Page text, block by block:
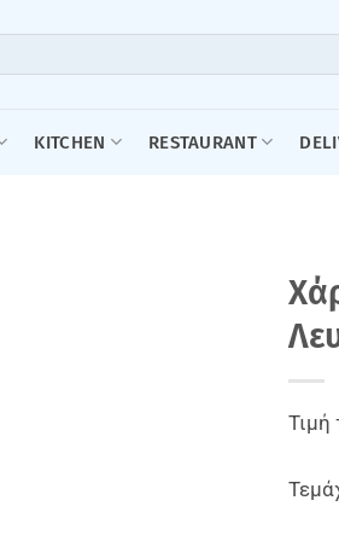
KITCHEN RESTAURANT
Τιμή